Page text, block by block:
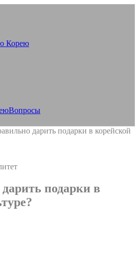
Корею
Вопросы
дарить подарки в корейской
подарки в